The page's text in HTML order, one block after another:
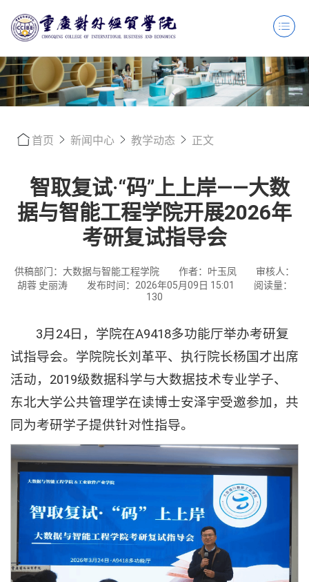
首页 新闻中心 教学动态 正文
智取复试·“码”上上岸——大数
据与智能工程学院开展2026年
考研复试指导会
供稿部门：大数据与智能工程学院 作者：叶玉凤
审核人：
胡蓉 史丽涛
发布时间：2026年05月09日 15:01
阅读量：
130
3月24日，学院在A9418多功能厅举办考研复
试指导会。学院院长刘革平、执行院长杨国才出席
活动，2019级数据科学与大数据技术专业学子、
东北大学公共管理学在读博士安泽宇受邀参加，共
同为考研学子提供针对性指导。